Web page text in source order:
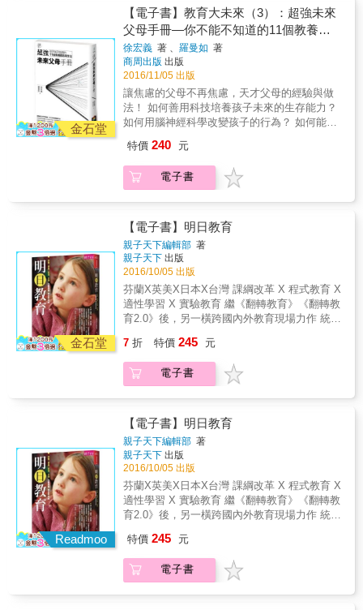
簡．尼爾森為阿德勒學派教養權威、美國風行
40年的「正向教養」創始人。 ★延續「正向教
養」扎實的教育學術理論根基，針對改善學生
「問題行為」、培養主動解決問題能力、進行
啟發式提問、舉行班級會議技巧&hellip;&hellip;
等各種議題深度探討，提供各階段教師具體的
引導。 ★全書分享來自世界各地教師實際應用
「正向教養」理論的案例。 ★本書自1993年出
版至今逾25年，中文版為修訂四版，提供教師
們順應時代變化的教學工具，內容與時俱進，
向教養協會認證導師及講師──姚以婷專文導
讀、審訂。
深度思考及國際觀，另外創業最具威力的一項
優點是，創業訓練帶給你選擇的自由
（Freedom to Choose）。還有，創業訓練會帶
來樂觀與不懈的精神、做事有旺盛企圖心、學
會怎麼由失敗中再站起來而成為樂觀者、具有
自信；以及創業訓練可以讓你成為永遠的成功
者。 本書的第四部，作者揭櫫了他們的創業教
育想法與創業訓練詳細的內容，接著他們提出
創業心態的概念，包括了「熱情」、「好
奇」、「無懼」、「速度」、「急迫感」、
用在創業上，具有這六種態度的人，做什麼都
會成功，而這些做事及生活態度，都是學校沒
有教的。 接下來，作者談及「創業精神」包括
以及「找到缺的那一塊」。然後他們深入解釋
創業訓練中最重要的部分，也就是「完全浸
入」的作法，其中包括由學生訪問年輕的創業
者，了解他們如何創業，他們曾經碰到那些困
難等；還帶領學生參觀新創公司的展覽，坐在
創業加速器或Incubator的Demo Day。另外，
學生製作產品的原型（Prototype）、測試別人
入」的一環。 作者並在此提出一個他們認為很
重要的概念：要從小開始（Start Young），並
舉出許多實際的案例說明從小開始是多麼的重
Studies），這讓學生小小年紀就有識途老馬的
經驗，讓他們未來在創業的時候，成功的機會
自然大增。
獲得自由和快樂、提升他們的思考力、創造
力、演算力、溝通力，還能訓練寫作和表達能
力以及解決問題能力，以及軟體人才的前途無
量。 但學程式設計只有一個小時怎麼夠呢？因
此，作者接著說明目前最熱門的視覺程式語言
是什麼、有哪些較常用的視覺程式語言（如
Scratch、ScratchJr、Blocky、Kdou、
Alice&hellip;&hellip;），先讓為人父母者了解
視覺程式語言以及小孩該從視覺程式語言開始
學習的理由，同時也提醒父母師長應注意自己
的盲點，千萬不要隨意進階，反而破壞了孩子
學習程式設計的熱情，打壞了他們的學習胃
口。最棒的是，作者在此介紹了一個
（Algorithm）與程式（program）。 最後的單
元則簡介了目前常用的各種程式語言，如：
Python、JavaScript、PHP、Ruby、Java、
C、C++、C#、SQL，還有網頁常會用到的
HTML和CSS，說明它們的運用層面和差異，並
從不同的需求分析如何選擇自己要從學習哪種
程式語言開始？對父母引領小孩學習或是成人
值得省思的問題，希冀讀者能在閱畢後思考，
科技影響的例子。 第二部的重點在目前頗為風
行的Hour of Code（一小時學電腦程式設
計），作者先說明Hour of Code的發展簡史、
目前在全球的發展趨勢，還有EDUx基金會如何
在台灣推廣Hour of Code，並提供了Hour of
Code的各種學習資源，讓有心人可以嘗試與學
習，而且學習程式設計從來不嫌早，四、五歲
可以開始，也從不嫌晚，九十幾歲也都還來得
台灣也即將成為教育政策之重點。 那麼，一小
麼小孩應該要學程式語言設計？他們列舉出十
一大項理由，簡單歸納後就是：學習程式語言
設計是一種思考訓練，可以學會程式設計的人
獲得自由和快樂、提升他們的思考力、創造
力、演算力、溝通力，還能訓練寫作和表達能
力以及解決問題能力，以及軟體人才的前途無
量。 但學程式設計只有一個小時怎麼夠呢？因
此，作者接著說明目前最熱門的視覺程式語言
是什麼、有哪些較常用的視覺程式語言（如
Scratch、ScratchJr、Blocky、Kdou、
Alice&hellip;&hellip;），先讓為人父母者了解
視覺程式語言以及小孩該從視覺程式語言開始
學習的理由，同時也提醒父母師長應注意自己
的盲點，千萬不要隨意進階，反而破壞了孩子
學習程式設計的熱情，打壞了他們的學習胃
口。最棒的是，作者在此介紹了一個
孩子可以愉快的學習到程式設計的精隨：演算
（Algorithm）與程式（program）。 最後的單
元則簡介了目前常用的各種程式語言，如：
Python、JavaScript、PHP、Ruby、Java、
C、C++、C#、SQL，還有網頁常會用到的
HTML和CSS，說明它們的運用層面和差異，並
從不同的需求分析如何選擇自己要從學習哪種
自主學習，都相當有益。 最後，作者提出一些
值得省思的問題，希冀讀者能在閱畢後思考，
從本書中獲得最大利益。
技和新的學習方式，希望能改變下一代的學習
方式。 作者開宗明義強調：二十一世紀，因為
教育科技（Edtech）的發展，讓所有人都有受
同樣高品質教育的機會，因為科技運用在教育
上，打破了國界限制，弭平了城市與偏遠鄉鎮
Learning）帶動人類文明。我們由MOOC談
起，MOOC是Massive Open Online Course四
個字的頭一個字母的組合，它是從二○一二年開
始由美國的矽谷熱鬧起來，幾乎在同時，美國
他們的MOOC。一時之間，風起雲湧，激起了
整個美國，後來遍及全世界，大家在網上學習
的風氣。 第二章則討論教育科技（Edtech）的
MOOC，乃至於整個教育科技的未來。他們認
為MOOC並未消褪或死亡，是還在進展，也還
在變化中，未來和其他如Virtual Reality（虛擬
實境）或Augmented Reality（擴增實境）等其
他教育科技結合，並提到正夯的VR及AR會如何
影響未來的教育。 第二部分提出一套作者夫妻
幾十年研究、實驗出來的教學法，叫做「徐氏
教學哲學都不相同的教學法，是在二十幾年
前，我們自己的小孩出生後開始用在他們身
上，並且成果卓著。 他們在書中無私分享他們
教導徐家三兄弟的經驗，以及後來根據這個經
（EDUx School）為代稱。作者提出「徐氏教
育法」的十項支柱（Tenets），這十項支柱提
供了徐氏教育法的基礎，說明了徐氏教育法究
竟是什麼，以及他們認為未來的小孩應該學些
什麼。同時，作者也解析EDUx學校的教育哲
學，暢言他們的教學實務理論基礎，並闡述了
EDUx學校所要培養的人才，需要具備何種人格
特質。 接下來，在第三部，也是本書除了徐氏
教育法之外的另一個重點：為什麼要創業、創
創業可以帶給讀者的好處，並在解釋的過程
裏，提出許多例子說明，不僅可以了解創業是
怎麼回事，這些創業者的奮鬥也能激勵讀者。
金石堂
【電子書】教育大未來（3）：超強未來
父母手冊—你不能不知道的11個教養觀
念與作法
徐宏義 著 、羅曼如 著
商周出版 出版
2016/11/05 出版
讓焦慮的父母不再焦慮，天才父母的經驗與做
法！ 如何善用科技培養孩子未來的生存能力？
如何用腦神經科學改變孩子的行為？ 如何能正
害。 父母以為不好的，其實是好的！ 作者的親
身經驗與實際教學分享， 父母與教育者的疑問
完全解答！ 作者徐宏義與羅曼如長年關心教育
的學習方式。因為他們經常在與家長的交談中
被問到一些重覆的問題，聽的的次數愈多，表
示這是父母最關心的，或是最困擾的問題；再
加上有些問題沒有人問到，多少表示許多家長
或年輕人忽略了這些重要的問題。為了這些焦
慮的父母，他們寫下了本書的內容。 作者在第
一部分享他們在實驗教學裡碰到最大的問題
是，小孩子在傳統的教育方式底下，養成出一
種「只做你教我的」的習慣，於是在要求孩子
師，不知道要如何思考。但是未來社會裡，許
多事情都是全新或第一次碰到的，在無前例可
循的狀況下，工作者就必須要能提出解決的辦
第一章就是談如何訓練小孩的創造力。 第二章
談自學（Self-Learning）。在傳統教育中，最
大的問題是填鴨式的教育。作者指出許多有成
就的人最大的特色之一是早早就輟學（離開學
校的原因不一），但有一點不變的是，他們停
止了學校教育但從未停止過學習。有些人甚至
認為，離開學校才能真正開始學習。這就是自
（Sharing），談到小孩社交生活的重要性。作
者從人類的群性大腦（Social Brain）出發，談
到小孩子如何由同儕合作，透過同儕學習的機
特價 240 元
電子書
金石堂
【電子書】明日教育
親子天下編輯部 著
親子天下 出版
2016/10/05 出版
芬蘭X英美X日本X台灣 課綱改革 X 程式教育 X
適性學習 X 實驗教育 繼《翻轉教育》《翻轉教
育2.0》後，另一橫跨國內外教育現場力作 統一
品」的教育生產線，已然落伍； 人工智慧時代
來臨，未來10年，70%的工作會消失。 面對變
動的明日， 今日的教育體系，需要大膽想像，
革，如何著力於培養孩子面對未來的7種關鍵能
力？這給107課綱即將上路的台灣，帶來哪些啟
示？ 為什麼程式教育被形容為「新一代的讀寫
能力」？美國如何讓兒童愛上寫程式、英國如
何讓老師不怕教程式？程式教育能培養孩子哪7
種能力？ 從中輟生到進入哈佛的教育學者，為
何主張打破「平均的迷思」？主張「適性而
教」的老師與學校，他們是怎麼想？如何做？
107課綱不斷提到的核心素養、學習歷程檔案、
前高中現場？ 2014年底，台灣實驗教育三法通
過，隔年就有19所新設立的公辦公營學校。雨
後春筍般冒出的實驗教育學校與自學團體，背
7 折 特價 245 元
電子書
Readmoo
【電子書】明日教育
親子天下編輯部 著
親子天下 出版
2016/10/05 出版
芬蘭X英美X日本X台灣 課綱改革 X 程式教育 X
適性學習 X 實驗教育 繼《翻轉教育》《翻轉教
育2.0》後，另一橫跨國內外教育現場力作 統一
品」的教育生產線，已然落伍； 人工智慧時代
來臨，未來10年，70%的工作會消失。 面對變
動的明日， 今日的教育體系，需要大膽想像，
特價 245 元
電子書